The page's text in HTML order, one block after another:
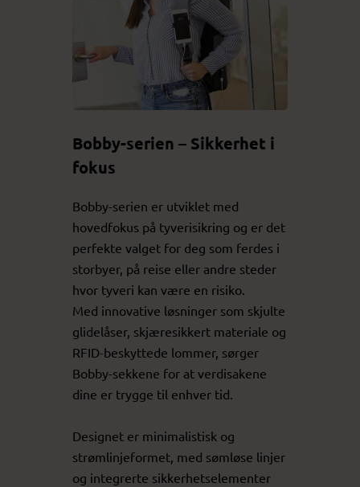
Bobby-serien – Sikkerhet i
fokus
Bobby-serien er utviklet med
hovedfokus på tyverisikring og er det
perfekte valget for deg som ferdes i
storbyer, på reise eller andre steder
hvor tyveri kan være en risiko.
Med innovative løsninger som skjulte
glidelåser, skjæresikkert materiale og
RFID-beskyttede lommer, sørger
Bobby-sekkene for at verdisakene
dine er trygge til enhver tid.
Designet er minimalistisk og
strømlinjeformet, med sømløse linjer
og integrerte sikkerhetselementer